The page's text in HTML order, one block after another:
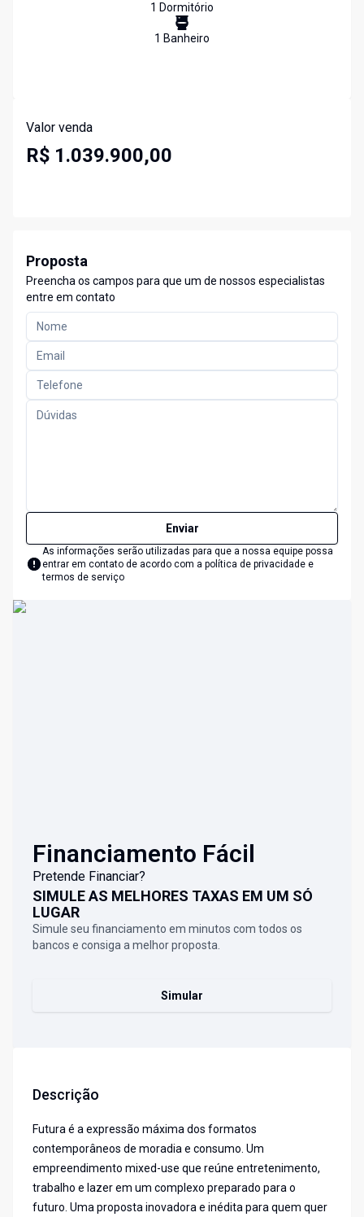
1 Dormitório
1 Banheiro
Valor venda
R$ 1.039.900,00
Proposta
Preencha os campos para que um de nossos especialistas
entre em contato
Enviar
As informações serão utilizadas para que a nossa equipe possa
entrar em contato de acordo com a política de privacidade e
termos de serviço
Financiamento Fácil
Pretende Financiar?
SIMULE AS MELHORES TAXAS EM UM SÓ
LUGAR
Simule seu financiamento em minutos com todos os
bancos e consiga a melhor proposta.
Simular
Descrição
Futura é a expressão máxima dos formatos
contemporâneos de moradia e consumo. Um
empreendimento mixed-use que reúne entretenimento,
trabalho e lazer em um complexo preparado para o
futuro. Uma proposta inovadora e inédita para quem quer